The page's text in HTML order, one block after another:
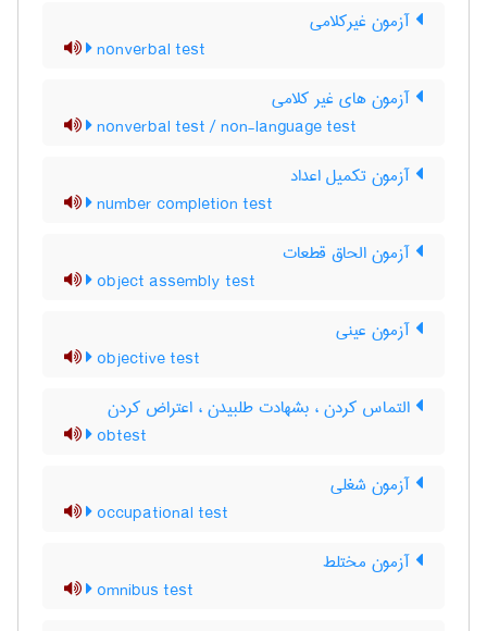
آزمون غیرکلامی
nonverbal test
آزمون های غیر کلامی
nonverbal test / non-language test
آزمون تکمیل اعداد
number completion test
آزمون الحاق قطعات
object assembly test
آزمون عینی
objective test
التماس کردن ، بشهادت طلبیدن ، اعتراض کردن
obtest
آزمون شغلی
occupational test
آزمون مختلط
omnibus test